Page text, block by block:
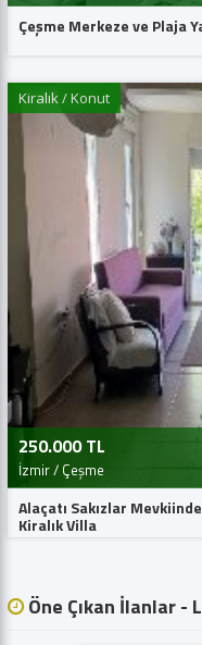
Çeşme Merkeze ve Plaja
Kiralık / Konut
250.000 TL
İzmir / Çeşme
Alaçatı Sakızlar
Kiralık Villa
Öne Çıkan İlanlar -